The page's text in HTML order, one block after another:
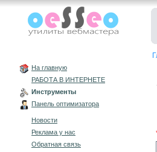
На главную
РАБОТА В ИНТЕРНЕТЕ
Инструменты
Панель оптимизатора
Новости
Реклама у нас
Обратная связь